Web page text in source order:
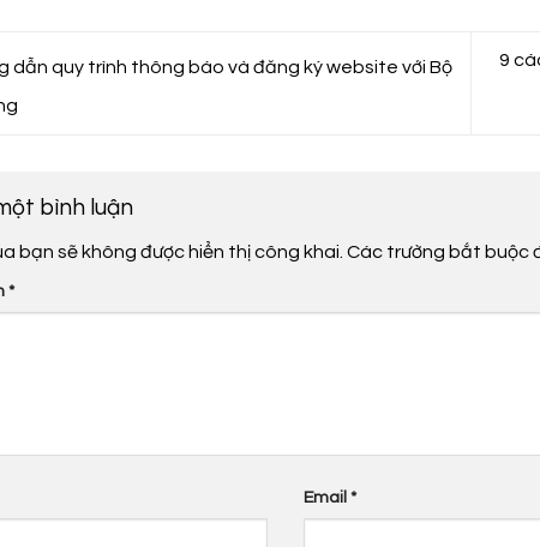
dẫn quy trình thông báo và đăng ký website với Bộ
9
bình luận
bạn sẽ không được hiển thị công khai. Các trường bắt buộc
*
Email *